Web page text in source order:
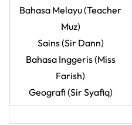
Bahasa Melayu (Teacher
Muz)
Sains (Sir Dann)
Bahasa Inggeris (Miss
Farish)
Geografi (Sir Syafiq)